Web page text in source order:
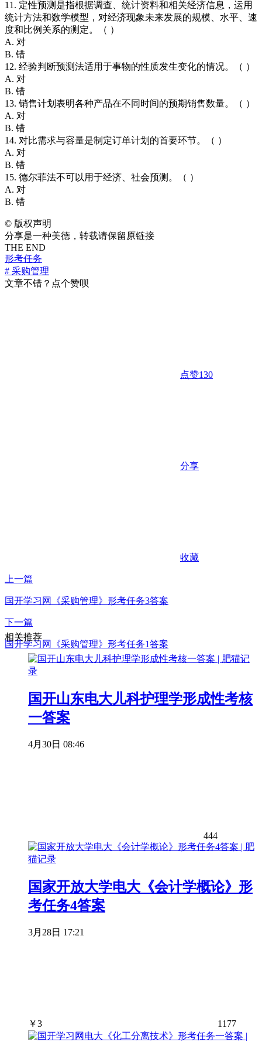
11. 定性预测是指根据调查、统计资料和相关经济信息，运用
统计方法和数学模型，对经济现象未来发展的规模、水平、速
度和比例关系的测定。（ ）
A. 对
B. 错
12. 经验判断预测法适用于事物的性质发生变化的情况。（ ）
A. 对
B. 错
13. 销售计划表明各种产品在不同时间的预期销售数量。（ ）
A. 对
B. 错
14. 对比需求与容量是制定订单计划的首要环节。（ ）
A. 对
B. 错
15. 德尔菲法不可以用于经济、社会预测。（ ）
A. 对
B. 错
© 版权声明
分享是一种美德，转载请保留原链接
THE END
形考任务
# 采购管理
文章不错？点个赞呗
点赞130
分享
收藏
上一篇
国开学习网《采购管理》形考任务3答案
下一篇
国开学习网《采购管理》形考任务1答案
相关推荐
国开山东电大儿科护理学形成性考核
一答案
4月30日 08:46
444
国家开放大学电大《会计学概论》形
考任务4答案
3月28日 17:21
￥3 1177